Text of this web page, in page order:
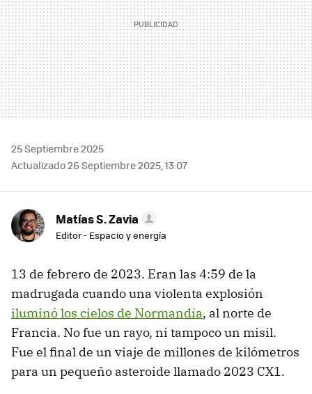
25 Septiembre 2025
Actualizado 26 Septiembre 2025, 13:07
Matías S. Zavia
Editor - Espacio y energía
13 de febrero de 2023. Eran las 4:59 de la
madrugada cuando una violenta explosión
iluminó los cielos de Normandía, al norte de
Francia. No fue un rayo, ni tampoco un misil.
Fue el final de un viaje de millones de kilómetros
para un pequeño asteroide llamado 2023 CX1.